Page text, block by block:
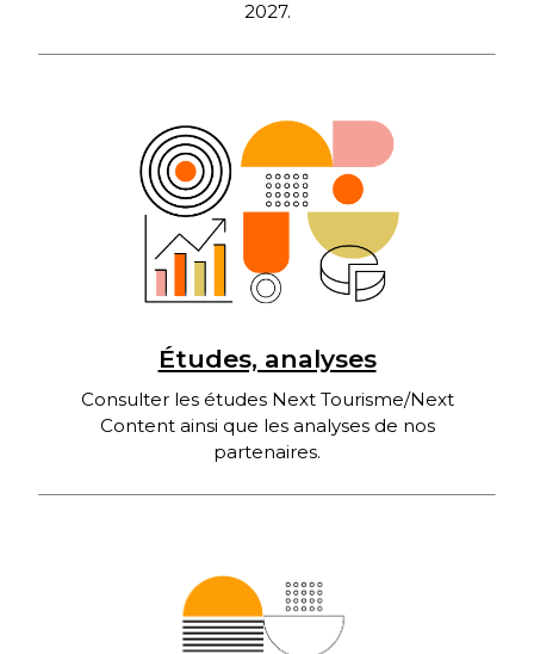
2027.
Études, analyses
Consulter les études Next Tourisme/Next
Content ainsi que les analyses de nos
partenaires.